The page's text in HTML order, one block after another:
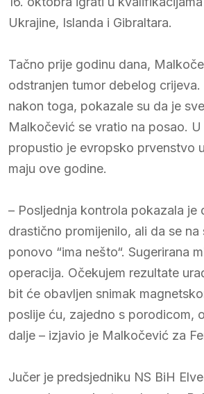
Ukrajine, Islanda i Gibraltara.
Tačno prije godinu dana,
odstranjen tumor debelog
nakon toga, pokazale su da je
Malkočević se vratio na posao. U
propustio je evropsko prvenstvo
maju ove godine.
– Posljednja kontrola pokazala je
drastično promijenilo, ali da se na
ponovo “ima nešto“. Sugerirana
operacija. Očekujem rezultate
bit će obavljen snimak
poslije ću, zajedno s porodicom,
dalje – izjavio je Malkočević za
Jučer je predsjedniku NS BiH